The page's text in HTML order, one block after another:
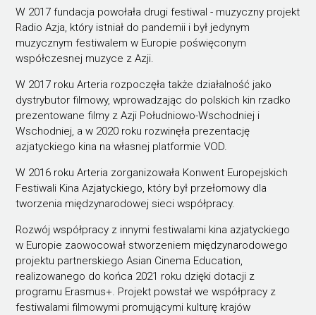
W 2017 fundacja powołała drugi festiwal - muzyczny projekt
Radio Azja, który istniał do pandemii i był jedynym
muzycznym festiwalem w Europie poświęconym
współczesnej muzyce z Azji.
W 2017 roku Arteria rozpoczęła także działalność jako
dystrybutor filmowy, wprowadzając do polskich kin rzadko
prezentowane filmy z Azji Południowo-Wschodniej i
Wschodniej, a w 2020 roku rozwinęła prezentację
azjatyckiego kina na własnej platformie VOD.
W 2016 roku Arteria zorganizowała Konwent Europejskich
Festiwali Kina Azjatyckiego, który był przełomowy dla
tworzenia międzynarodowej sieci współpracy.
Rozwój współpracy z innymi festiwalami kina azjatyckiego
w Europie zaowocował stworzeniem międzynarodowego
projektu partnerskiego Asian Cinema Education,
realizowanego do końca 2021 roku dzięki dotacji z
programu Erasmus+. Projekt powstał we współpracy z
festiwalami filmowymi promującymi kulturę krajów